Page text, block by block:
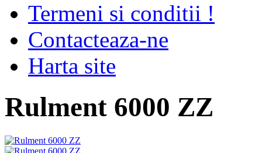
Termeni si conditii !
Contacteaza-ne
Harta site
Rulment 6000 ZZ